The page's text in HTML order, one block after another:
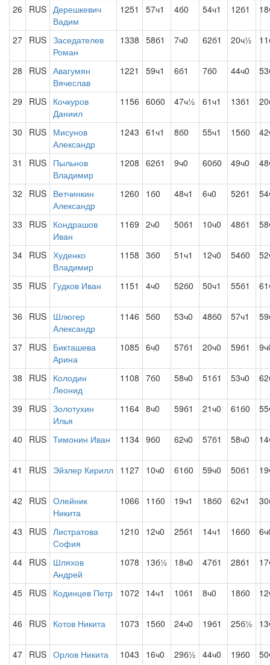
26 RUS Дерешкевич
Вадим
1251 57ч1 4б0 54ч1 12б1
27 RUS Заседателев
Роман
1338 58б1 7ч0 62б1 20ч½
28 RUS Авагумян
Вячеслав
1221 59ч1 6б1 7б0 44ч0
29 RUS Кочкуров
Даниил
1156 60б0 47ч½ 61ч1 13б1
30 RUS Мисунов
Александр
1243 61ч1 8б0 55ч1 15б0
31 RUS Пыльнов
Владимир
1208 62б1 9ч0 60б0 49ч0
32 RUS Ветчинкин
Александр
1260 1б0 48ч1 6ч0 52б1
33 RUS Кондрашов
Иван
1169 2ч0 50б1 10ч0 48б1
34 RUS Худенко
Владимир
1158 3б0 51ч1 12ч0 54б0
35 RUS Гудков Иван 1151 4ч0 52б0 50ч1 55б1
36 RUS Шлюгер
Александр
1146 5б0 53ч0 48б0 57ч1
37 RUS Бикташева
Арина
1085 6ч0 57б1 20ч0 59б1
38 RUS Колодин
Леонид
1108 7б0 58ч0 51б1 53ч0
39 RUS Золотухин
Илья
1164 8ч0 59б1 21ч0 61б0
40 RUS Тимонин Иван 1134 9б0 62ч0 57б1 58ч0
41 RUS Эйзлер Кирилл 1127 10ч0 61б0 59ч0 50б1
42 RUS Олейник
Никита
1066 11б0 19ч1 18б0 62ч1
43 RUS Листратова
София
1210 12ч0 25б1 14ч1 16б0
44 RUS Шляхов
Андрей
1078 13б½ 18ч0 47б1 28б1
45 RUS Кодинцев Петр 1072 14ч1 10б1 8ч0 18б0
46 RUS Котов Никита 1073 15б0 24ч0 19б1 25б½
47 RUS Орлов Никита 1043 16ч0 29б½ 44ч0 19б0